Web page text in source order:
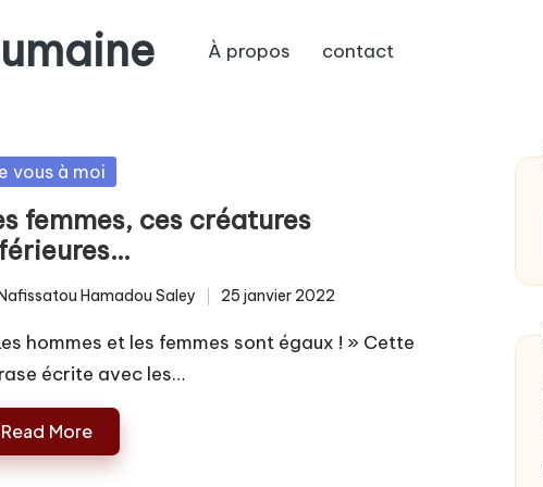
À propos contact
vous à moi
femmes, ces créatures
Hamadou Saley 25 janvier 2022
hommes et les femmes sont égaux ! » Cette
écrite avec les…
Read More